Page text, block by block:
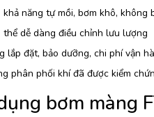
khả năng tự mồi, bơm khô, không
thể dễ dàng điều chỉnh lưu lượng
lắp đặt, bảo dưỡng, chi phí vận
phân phối khí đã được kiểm
bơm màng